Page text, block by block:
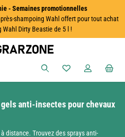
- Semaines promotionnelles
shampoing Wahl offert pour tout achat
Wahl Dirty Beastie de 5 l !
Vous avez 0
anti-insectes pour chevaux
distance. Trouvez des sprays anti-